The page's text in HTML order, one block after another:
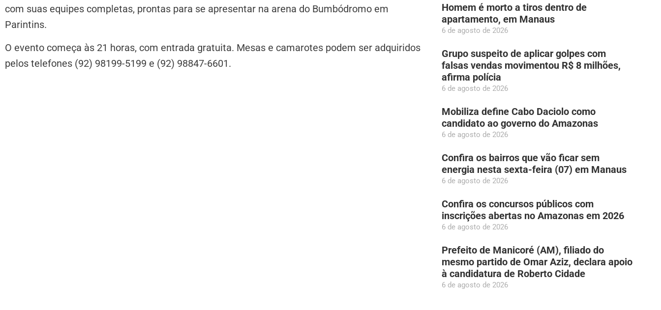
com suas equipes completas, prontas para se apresentar na arena do Bumbódromo em
Parintins.
O evento começa às 21 horas, com entrada gratuita. Mesas e camarotes podem ser adquiridos
pelos telefones (92) 98199-5199 e (92) 98847-6601.
Homem é morto a tiros dentro de
apartamento, em Manaus
6 de agosto de 2026
Grupo suspeito de aplicar golpes com
falsas vendas movimentou R$ 8 milhões,
afirma polícia
6 de agosto de 2026
Mobiliza define Cabo Daciolo como
candidato ao governo do Amazonas
6 de agosto de 2026
Confira os bairros que vão ficar sem
energia nesta sexta-feira (07) em Manaus
6 de agosto de 2026
Confira os concursos públicos com
inscrições abertas no Amazonas em 2026
6 de agosto de 2026
Prefeito de Manicoré (AM), filiado do
mesmo partido de Omar Aziz, declara apoio
à candidatura de Roberto Cidade
6 de agosto de 2026